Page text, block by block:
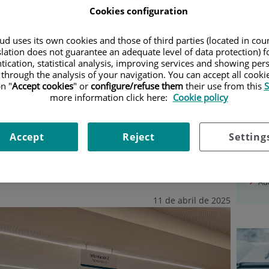
QUIRÓNSALUD MARBELLA AFIANZA SU COMPROMISO
DE TRES NUEVAS PLANTAS EN SINGLEHOME
afianza su
cuidado de la salud
tres nuevas plantas en
el primer centro de Andalucía del grupo hospitalario
de atención personalizada
11 de abril de 2025
Cookies configuration
uses its own cookies and those of third parties (located in
does not guarantee an adequate level of data protection)
statistical analysis, improving services and showing
the analysis of your navigation. You can accept all
"Accept cookies" or configure/refuse themtheir use from this
more information click here: Cookie policy
Reject
Accept